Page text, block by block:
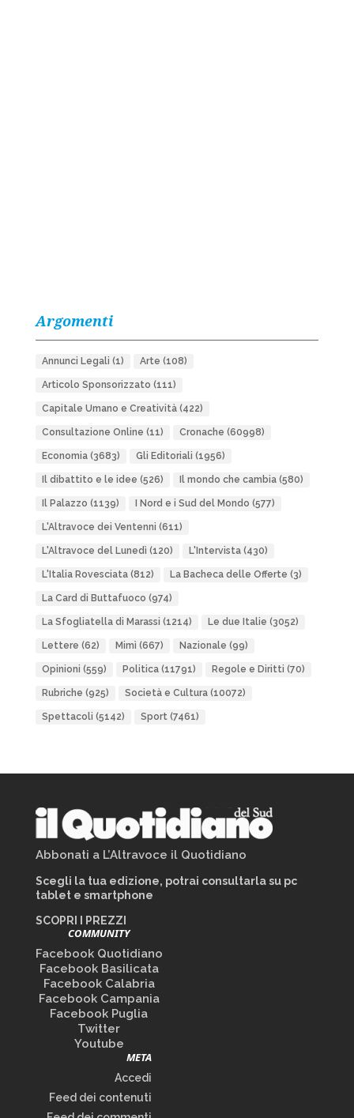
Argomenti
Annunci Legali (1) Arte (108)
Articolo Sponsorizzato (111)
Capitale Umano e Creatività(422)
Consultazione Online (11) Cronache (60998)
Economia(3683) Gli Editoriali (1956)
Il dibattito e le idee (526) Il mondo che cambia(580)
Il Palazzo (1139) I Nord e i Sud del Mondo (577)
L'Altravoce dei Ventenni (611)
L'Altravoce del Lunedì (120) L'Intervista(430)
L'Italia Rovesciata(812) La Bacheca delle Offerte (3)
La Card di Buttafuoco (974)
La Sfogliatella di Marassi (1214) Le due Italie (3052)
Lettere (62) Mimì (667) Nazionale (99)
Opinioni (559) Politica(11791) Regole e Diritti (70)
Rubriche (925) Società e Cultura(10072)
Spettacoli (5142) Sport(7461)
Abbonati a L’Altravoce il Quotidiano
Scegli la tua edizione, potrai consultarla su pc
tablet e smartphone
SCOPRI I PREZZI
COMMUNITY
Facebook Quotidiano
Facebook Basilicata
Facebook Calabria
Facebook Campania
Facebook Puglia
Twitter
Youtube
META
Accedi
Feed dei contenuti